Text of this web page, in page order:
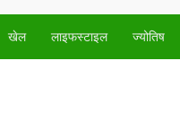
खेल लाइफस्टाइल ज्योतिष